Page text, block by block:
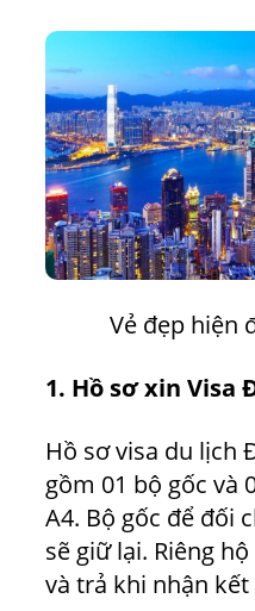
Vẻ đẹp hiện
1. Hồ sơ xin Visa
Hồ sơ visa du lịch
gồm 01 bộ gốc và
A4. Bộ gốc để đối
sẽ giữ lại. Riêng
và trả khi nhận kết